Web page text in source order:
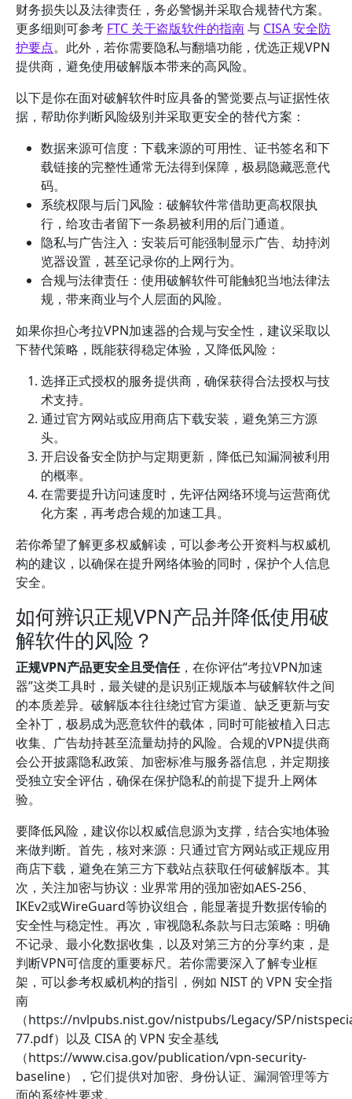
财务损失以及法律责任，务必警惕并采取合规替代方案。
更多细则可参考 FTC 关于盗版软件的指南与 CISA 安全防
护要点。此外，若你需要隐私与翻墙功能，优选正规VPN
提供商，避免使用破解版本带来的高风险。
以下是你在面对破解软件时应具备的警觉要点与证据性依
据，帮助你判断风险级别并采取更安全的替代方案：
数据来源可信度：下载来源的可用性、证书签名和下
载链接的完整性通常无法得到保障，极易隐藏恶意代
码。
系统权限与后门风险：破解软件常借助更高权限执
行，给攻击者留下一条易被利用的后门通道。
隐私与广告注入：安装后可能强制显示广告、劫持浏
览器设置，甚至记录你的上网行为。
合规与法律责任：使用破解软件可能触犯当地法律法
规，带来商业与个人层面的风险。
如果你担心考拉VPN加速器的合规与安全性，建议采取以
下替代策略，既能获得稳定体验，又降低风险：
选择正式授权的服务提供商，确保获得合法授权与技
术支持。
通过官方网站或应用商店下载安装，避免第三方源
头。
开启设备安全防护与定期更新，降低已知漏洞被利用
的概率。
在需要提升访问速度时，先评估网络环境与运营商优
化方案，再考虑合规的加速工具。
若你希望了解更多权威解读，可以参考公开资料与权威机
构的建议，以确保在提升网络体验的同时，保护个人信息
安全。
如何辨识正规VPN产品并降低使用破
解软件的风险？
正规VPN产品更安全且受信任，在你评估“考拉VPN加速
器”这类工具时，最关键的是识别正规版本与破解软件之间
的本质差异。破解版本往往绕过官方渠道、缺乏更新与安
全补丁，极易成为恶意软件的载体，同时可能被植入日志
收集、广告劫持甚至流量劫持的风险。合规的VPN提供商
会公开披露隐私政策、加密标准与服务器信息，并定期接
受独立安全评估，确保在保护隐私的前提下提升上网体
验。
要降低风险，建议你以权威信息源为支撑，结合实地体验
来做判断。首先，核对来源：只通过官方网站或正规应用
商店下载，避免在第三方下载站点获取任何破解版本。其
次，关注加密与协议：业界常用的强加密如AES-256、
IKEv2或WireGuard等协议组合，能显著提升数据传输的
安全性与稳定性。再次，审视隐私条款与日志策略：明确
不记录、最小化数据收集，以及对第三方的分享约束，是
判断VPN可信度的重要标尺。若你需要深入了解专业框
架，可以参考权威机构的指引，例如 NIST 的 VPN 安全指
南
（https://nvlpubs.nist.gov/nistpubs/Legacy/SP/
77.pdf）以及 CISA 的 VPN 安全基线
（https://www.cisa.gov/publication/vpn-security-
baseline），它们提供对加密、身份认证、漏洞管理等方
面的系统性要求。